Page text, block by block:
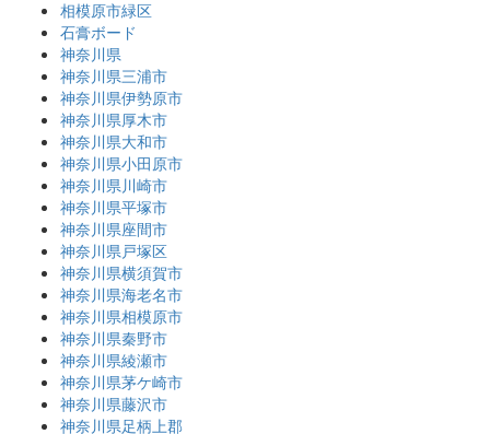
相模原市緑区
石膏ボード
神奈川県
神奈川県三浦市
神奈川県伊勢原市
神奈川県厚木市
神奈川県大和市
神奈川県小田原市
神奈川県川崎市
神奈川県平塚市
神奈川県座間市
神奈川県戸塚区
神奈川県横須賀市
神奈川県海老名市
神奈川県相模原市
神奈川県秦野市
神奈川県綾瀬市
神奈川県茅ケ崎市
神奈川県藤沢市
神奈川県足柄上郡